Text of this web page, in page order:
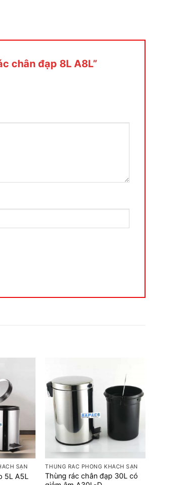
chân đạp 8L A8L”
SẠN
5L A5L
THÙNG RÁC PHÒNG KHÁCH SẠN
Thùng rác chân đạp 30L có